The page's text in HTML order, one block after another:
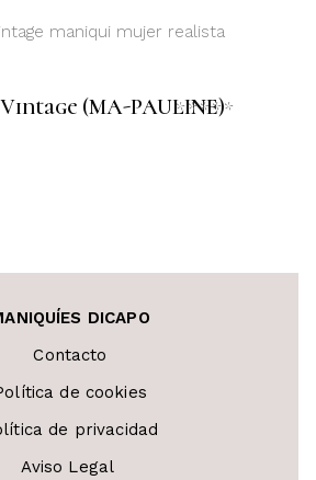
de
(MA-PAULINE)
DICAPO
Contacto
de cookies
de privacidad
Aviso Legal